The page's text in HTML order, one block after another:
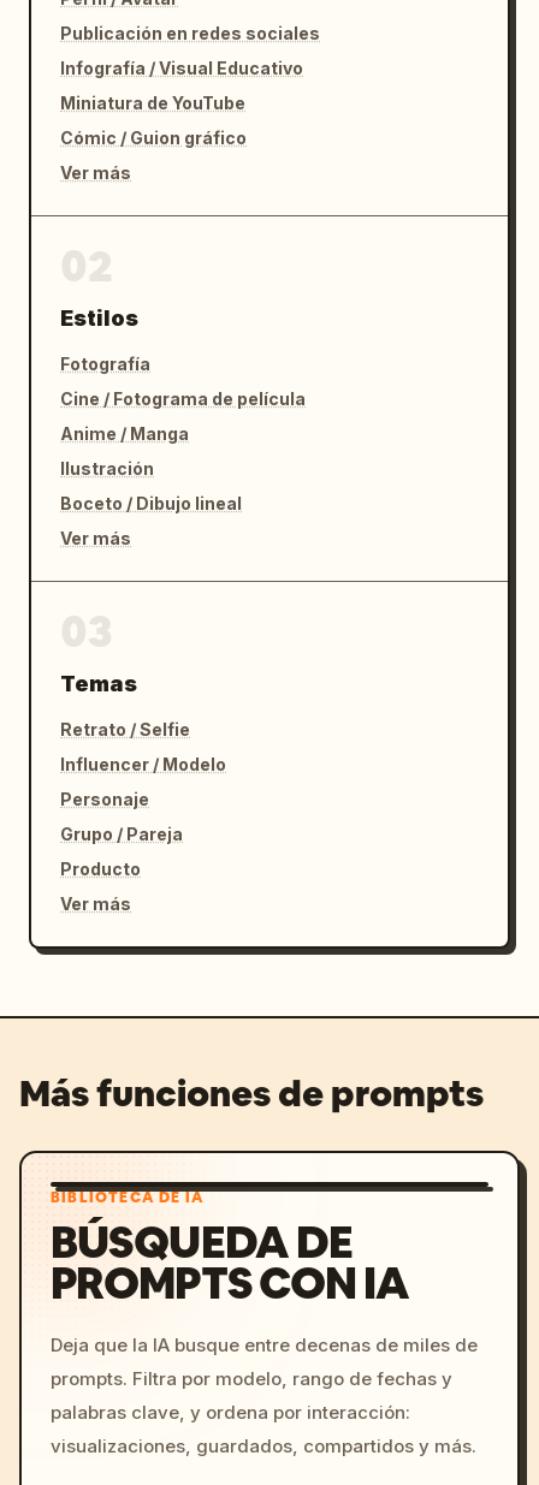
Publicación en redes sociales
Infografía / Visual Educativo
Miniatura de YouTube
Cómic / Guion gráfico
Ver más
Estilos
Fotografía
Cine / Fotograma de película
Anime / Manga
Ilustración
Boceto / Dibujo lineal
Ver más
Temas
Retrato / Selfie
Influencer / Modelo
Personaje
Grupo / Pareja
Producto
Ver más
Más funciones de prompts
BIBLIOTECA DE IA
BÚSQUEDA DE
PROMPTS CON IA
Deja que la IA busque entre decenas de miles de
prompts. Filtra por modelo, rango de fechas y
palabras clave, y ordena por interacción:
visualizaciones, guardados, compartidos y más.